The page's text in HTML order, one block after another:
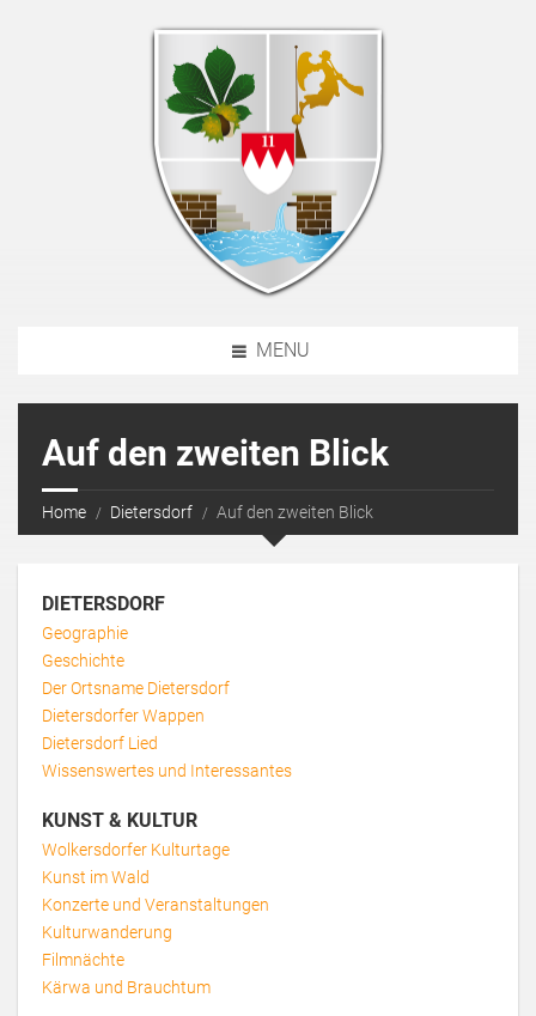
MENU
Auf den zweiten Blick
Home Dietersdorf Auf den zweiten Blick
DIETERSDORF
Geographie
Geschichte
Der Ortsname Dietersdorf
Dietersdorfer Wappen
Dietersdorf Lied
Wissenswertes und Interessantes
KUNST & KULTUR
Wolkersdorfer Kulturtage
Kunst im Wald
Konzerte und Veranstaltungen
Kulturwanderung
Filmnächte
Kärwa und Brauchtum